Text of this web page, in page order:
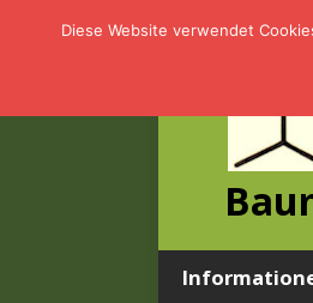
Diese Website verwendet